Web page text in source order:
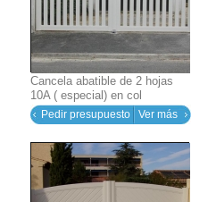
Cancela abatible de 2 hojas
10A ( especial) en col
Pedir presupuesto Ver más